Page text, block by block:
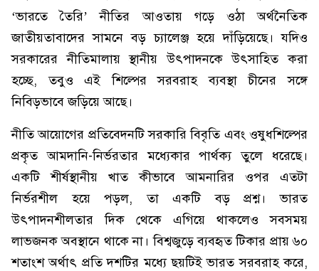
‘ভারতে তৈরি’ নীতির আওতায় গড়ে ওঠা অর্থনৈতিক
জাতীয়তাবাদের সামনে বড় চ্যালেঞ্জ হয়ে দাঁড়িয়েছে। যদিও
সরকারের নীতিমালায় স্থানীয় উৎপাদনকে উৎসাহিত করা
হচ্ছে, তবুও এই শিল্পের সরবরাহ ব্যবস্থা চীনের সঙ্গে
নিবিড়ভাবে জড়িয়ে আছে।
নীতি আয়োগের প্রতিবেদনটি সরকারি বিবৃতি এবং ওষুধশিল্পের
প্রকৃত আমদানি-নির্ভরতার মধ্যেকার পার্থক্য তুলে ধরেছে।
একটি শীর্ষস্থানীয় খাত কীভাবে আমনারির ওপর এতটা
নির্ভরশীল হয়ে পড়ল, তা একটি বড় প্রশ্ন। ভারত
উৎপাদনশীলতার দিক থেকে এগিয়ে থাকলেও সবসময়
লাভজনক অবস্থানে থাকে না। বিশ্বজুড়ে ব্যবহৃত টিকার প্রায় ৬০
শতাংশ অর্থাৎ প্রতি দশটির মধ্যে ছয়টিই ভারত সরবরাহ করে,